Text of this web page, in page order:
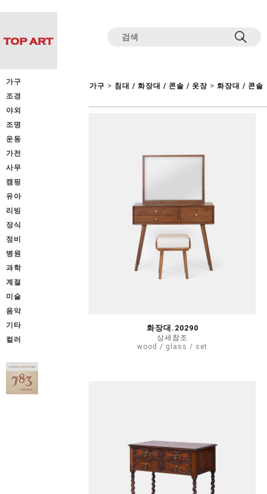
가구 > 침대 / 화장대 / 콘솔 / 옷장 > 화장대 / 콘솔
화장대.20290
상세참조
wood / glass / set
가구
조경
야외
조명
운동
가전
사무
캠핑
유아
리빙
장식
정비
병원
과학
계절
미술
음악
기타
컬러